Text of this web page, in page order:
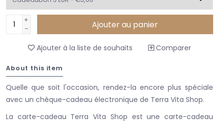
+
-
Ajouter au panier
Ajouter à la liste de souhaits Comparer
About this item
Quelle que soit l'occasion, rendez-la encore plus spéciale
avec un chèque-cadeau électronique de Terra Vita Shop.
La carte-cadeau Terra Vita Shop est une carte-cadeau